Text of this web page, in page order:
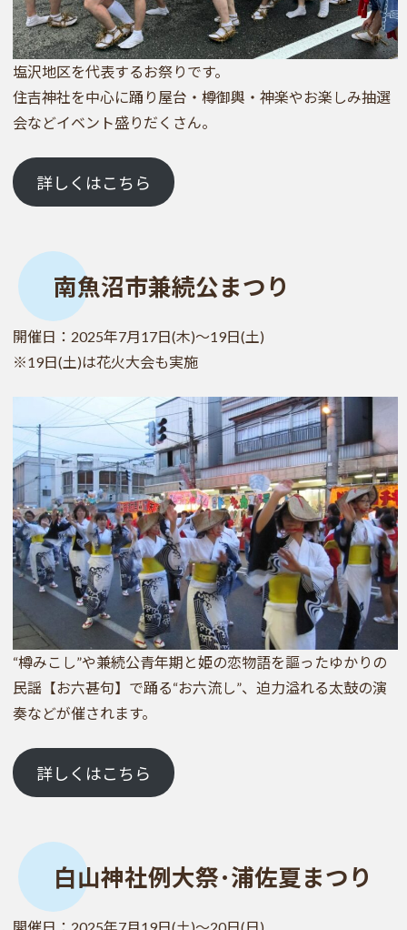
塩沢地区を代表するお祭りです。
住吉神社を中心に踊り屋台・樽御輿・神楽やお楽しみ抽選
会などイベント盛りだくさん。
詳しくはこちら
南魚沼市兼続公まつり
開催日：2025年7月17日(木)～19日(土)
※19日(土)は花火大会も実施
“樽みこし”や兼続公青年期と姫の恋物語を謳ったゆかりの
民謡【お六甚句】で踊る“お六流し”、迫力溢れる太鼓の演
奏などが催されます。
詳しくはこちら
白山神社例大祭･浦佐夏まつり